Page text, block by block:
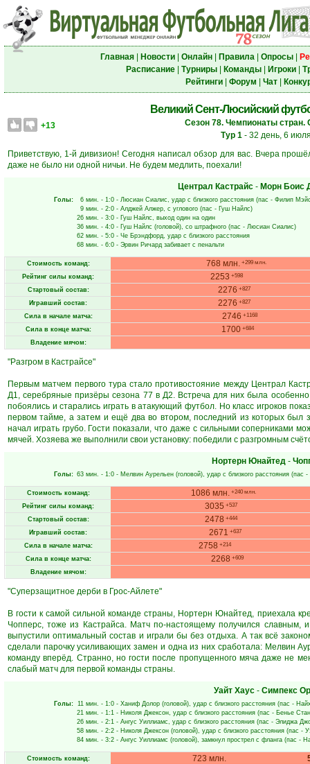
Главная| Новости| Онлайн| Правила| Опросы|
Расписание| Турниры| Команды| Игроки|
Рейтинги| Форум Чат|
Великий Сент-Люсийский
+13
Сезон 78. Чемпионаты стран.
Тур 1 - 32 день, 6
Приветствую, 1-й дивизион! Сегодня написал обзор для вас. Вчера
даже не было ни одной ничьи. Не будем медлить, поехали!
Централ Кастрайс- Морн Боис
Голы: 6 мин. - 1:0 - Люсиан Сиалис, удар с близкого расстояния (пас - Филип
9 мин. - 2:0 - Алджей Алжер, с углового (пас - Гуш Найлс)
26 мин. - 3:0 - Гуш Найлс, выход один на один
36 мин. - 4:0 - Гуш Найлс (головой), со штрафного (пас - Люсиан Сиалис)
62 мин. - 5:0 - Че Брэндфорд, удар с близкого расстояния
68 мин. - 6:0 - Эрвин Ричард забивает с пенальти
Стоимость команд: 768 млн. +299 млн.
Рейтинг силы команд: 2253 +598
Стартовый состав: 2276 +827
Игравший состав: 2276 +827
Сила в начале матча: 2746 +1168
Сила в конце матча: 1700+684
Владение мячом:
"Разгром в Кастрайсе"
Первым матчем первого тура стало противостояние между Централ
Д1, серебряные призёры сезона 77 в Д2. Встреча для них была особенно
побоялись и старались играть в атакующий футбол. Но класс игроков
первом тайме, а затем и ещё два во втором, последний из которых был
начал играть грубо. Гости показали, что даже с сильными соперниками
мячей. Хозяева же выполнили свои установку: победили с разгромным
Нортерн Юнайтед -
Голы: 63 мин. - 1:0 - Мелвин Аурельен (головой), удар с близкого расстояния (пас -
Стоимость команд: 1086 млн. +240 млн.
Рейтинг силы команд: 3035 +537
Стартовый состав: 2478 +444
Игравший состав: 2671 +637
Сила в начале матча: 2758 +214
Сила в конце матча: 2268 +609
Владение мячом:
"Суперзащитное дерби в Грос-Айлете"
В гости к самой сильной команде страны, Нортерн Юнайтед, приехала
Чопперс, тоже из Кастрайса. Матч по-настоящему получился славным,
выпустили оптимальный состав и играли бы без отдыха. А так всё
сделали парочку усиливающих замен и одна из них сработала: Мелвин
команду вперёд. Странно, но гости после пропущенного мяча даже не
слабый матч для первой команды страны.
Уайт Хаус - Симпекс
Голы: 11 мин. - 1:0 - Ханиф Долор (головой), удар с близкого расстояния (пас -
21 мин. - 1:1 - Николя Джексон, удар с близкого расстояния (пас - Бенье
26 мин. - 2:1 - Ангус Уиллиамс, удар с близкого расстояния (пас - Элиджа
58 мин. - 2:2 - Николя Джексон (головой), удар с близкого расстояния (пас -
84 мин. - 3:2 - Ангус Уиллиамс (головой), замкнул прострел с фланга (пас -
Стоимость команд: 723 млн.